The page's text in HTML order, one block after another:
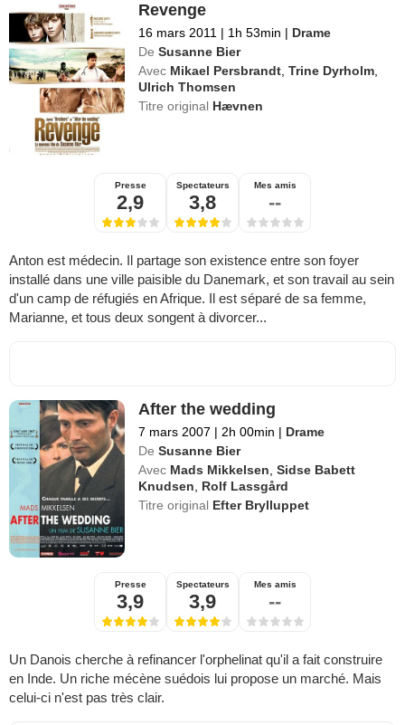
Revenge
16 mars 2011 | 1h 53min | Drame
De Susanne Bier
Avec Mikael Persbrandt ,Trine Dyrholm
Ulrich Thomsen
Titre original Hævnen
Presse
2,9
Spectateurs
3,8
Mes amis
--
Anton est médecin. Il partage son existence entre son foyer
installé dans une ville paisible du Danemark, et son travail au sein
d'un camp de réfugiés en Afrique. Il est séparé de sa femme,
Marianne, et tous deux songent à divorcer...
After the wedding
7 mars 2007 | 2h 00min | Drame
De Susanne Bier
Avec Mads Mikkelsen ,Sidse Babett
Knudsen
Rolf Lassgård
Titre original Efter Brylluppet
Presse
3,9
Spectateurs
3,9
Mes amis
--
Un Danois cherche à refinancer l'orphelinat qu'il a fait construire
en Inde. Un riche mécène suédois lui propose un marché. Mais
celui-ci n'est pas très clair.